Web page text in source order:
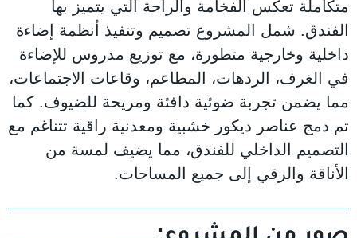
متكاملة تعكس الفخامة والراحة التي يتميز بها
الفندق. شمل المشروع تصميم وتنفيذ أنظمة إضاءة
داخلية وخارجية متطورة، مع توزيع مدروس للإضاءة
في الغرف، الردهات، المطاعم، وقاعات الاجتماعات،
مما يضمن تجربة ضوئية دافئة ومريحة للضيوف. كما
تم دمج عناصر ديكور خشبية ومعدنية راقية تتناغم مع
التصميم الداخلي للفندق، مما يضيف لمسة من
الأناقة والرقي إلى جميع المساحات.